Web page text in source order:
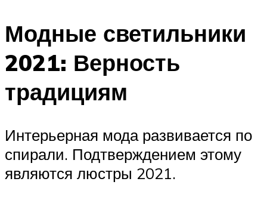
Модные светильники
2021: Верность
традициям
Интерьерная мода развивается по
спирали. Подтверждением этому
являются люстры 2021.